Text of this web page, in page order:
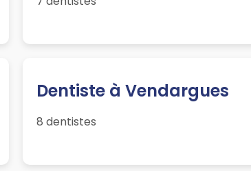
Dentiste à Vendargues
8 dentistes